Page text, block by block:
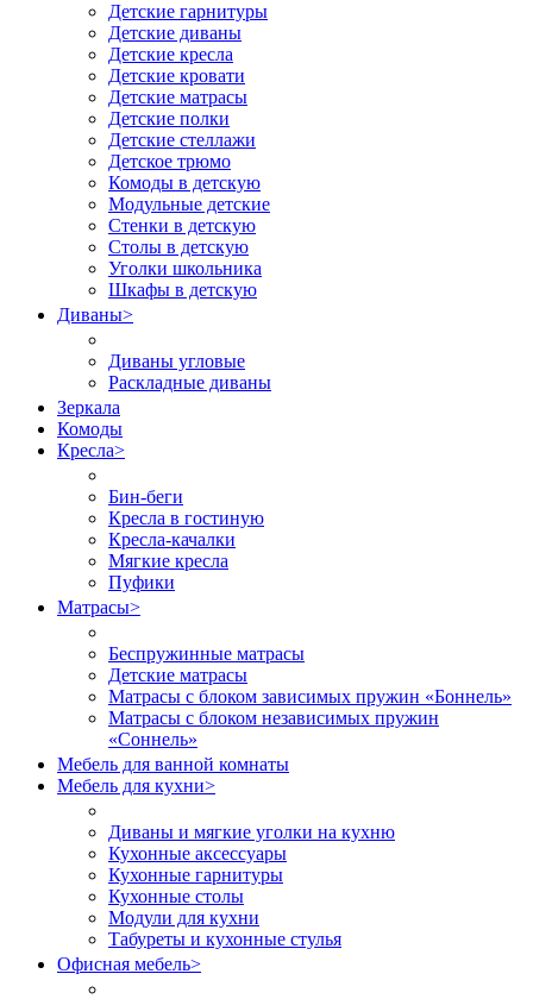
Детские гарнитуры
Детские диваны
Детские кресла
Детские кровати
Детские матрасы
Детские полки
Детские стеллажи
Детское трюмо
Комоды в детскую
Модульные детские
Стенки в детскую
Столы в детскую
Уголки школьника
Шкафы в детскую
Диваны>
Диваны угловые
Раскладные диваны
Зеркала
Комоды
Кресла>
Бин-беги
Кресла в гостиную
Кресла-качалки
Мягкие кресла
Пуфики
Матрасы>
Беспружинные матрасы
Детские матрасы
Матрасы с блоком зависимых пружин «Боннель»
Матрасы с блоком независимых пружин
«Соннель»
Мебель для ванной комнаты
Мебель для кухни>
Диваны и мягкие уголки на кухню
Кухонные аксессуары
Кухонные гарнитуры
Кухонные столы
Модули для кухни
Табуреты и кухонные стулья
Офисная мебель>